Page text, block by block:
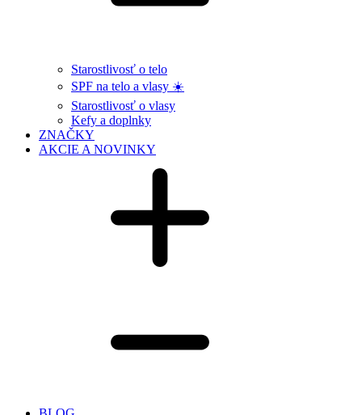
Starostlivosť o telo
SPF na telo a vlasy ☀️
Starostlivosť o vlasy
Kefy a doplnky
ZNAČKY
AKCIE A NOVINKY